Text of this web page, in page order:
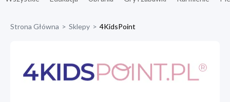
Strona Główna > Sklepy > 4KidsPoint